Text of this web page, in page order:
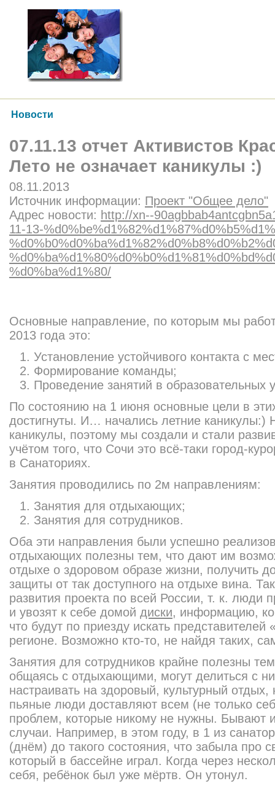
Новости
07.11.13 отчет Активистов
Лето не означает каникулы :)
08.11.2013
Источник информации: Проект "Общее дело"
Адрес новости: http://xn--
11-13-
%d0%ba%d1%80/
Основные направление, по которым мы
2013 года это:
Установление устойчивого контакта с
Формирование команды;
Проведение занятий в образовательных
По состоянию на 1 июня основные цели в
достигнуты. И… начались летние
каникулы, поэтому мы создали и стали
учётом того, что Сочи это всё-таки город-
в Санаториях.
Занятия проводились по 2м направлениям:
Занятия для отдыхающих;
Занятия для сотрудников.
Оба эти направления были успешно
отдыхающих полезны тем, что дают им
отдыхе о здоровом образе жизни, получить
защиты от так доступного на отдыхе вина.
развития проекта по всей России, т. к. люди
и увозят к себе домой диски, информацию,
что будут по приезду искать
регионе. Возможно кто-то, не найдя таких,
Занятия для сотрудников крайне полезны
общаясь с отдыхающими, могут делиться с
настраивать на здоровый, культурный
пьяные люди доставляют всем (не только
проблем, которые никому не нужны. Бывают и
случаи. Например, в этом году, в 1 из
(днём) до такого состояния, что забыла про
который в бассейне играл. Когда через
себя, ребёнок был уже мёртв. Он утонул.